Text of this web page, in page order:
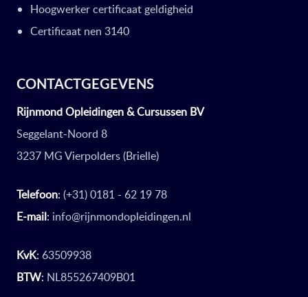
Hoogwerker certificaat geldigheid
Certificaat nen 3140
CONTACTGEGEVENS
Rijnmond Opleidingen & Cursussen BV
Seggelant-Noord 8
3237 MG Vierpolders (Brielle)
Telefoon: (+31) 0181 - 62 19 78
E-mail: info@rijnmondopleidingen.nl
KvK: 63509938
BTW: NL855267409B01